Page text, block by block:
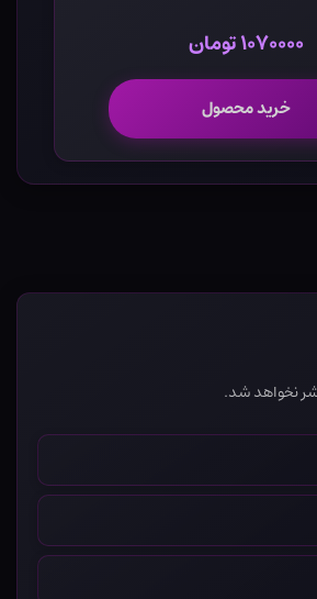
۱۰۷۰۰۰۰ تومان
خرید محصول
نخواهد شد.